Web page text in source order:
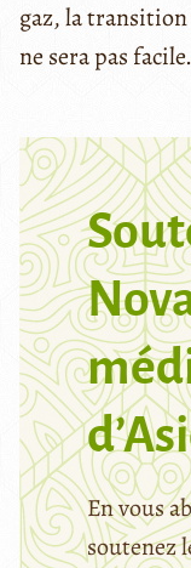
gaz, la transition
ne sera pas facile.
En vous
soutenez